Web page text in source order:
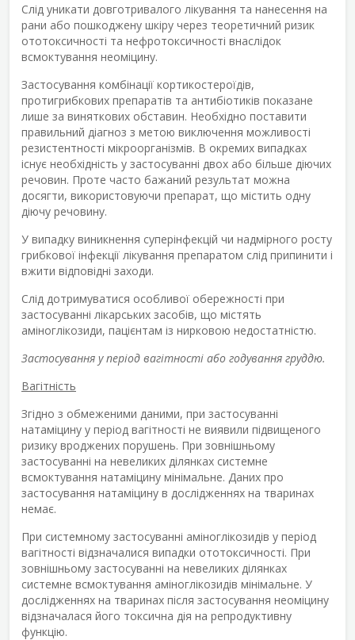
Слід уникати довготривалого лікування та нанесення на
рани або пошкоджену шкіру через теоретичний ризик
ототоксичності та нефротоксичності внаслідок
всмоктування неоміцину.
Застосування комбінації кортикостероїдів,
протигрибкових препаратів та антибіотиків показане
лише за виняткових обставин. Необхідно поставити
правильний діагноз з метою виключення можливості
резистентності мікроорганізмів. В окремих випадках
існує необхідність у застосуванні двох або більше діючих
речовин. Проте часто бажаний результат можна
досягти, використовуючи препарат, що містить одну
діючу речовину.
У випадку виникнення суперінфекцій чи надмірного росту
грибкової інфекції лікування препаратом слід припинити і
вжити відповідні заходи.
Слід дотримуватися особливої обережності при
застосуванні лікарських засобів, що містять
аміноглікозиди, пацієнтам із нирковою недостатністю.
Застосування у період вагітності або годування груддю.
Вагітність
Згідно з обмеженими даними, при застосуванні
натаміцину у період вагітності не виявили підвищеного
ризику вроджених порушень. При зовнішньому
застосуванні на невеликих ділянках системне
всмоктування натаміцину мінімальне. Даних про
застосування натаміцину в дослідженнях на тваринах
немає.
При системному застосуванні аміноглікозидів у період
вагітності відзначалися випадки ототоксичності. При
зовнішньому застосуванні на невеликих ділянках
системне всмоктування аміноглікозидів мінімальне. У
дослідженнях на тваринах після застосування неоміцину
відзначалася його токсична дія на репродуктивну
функцію.